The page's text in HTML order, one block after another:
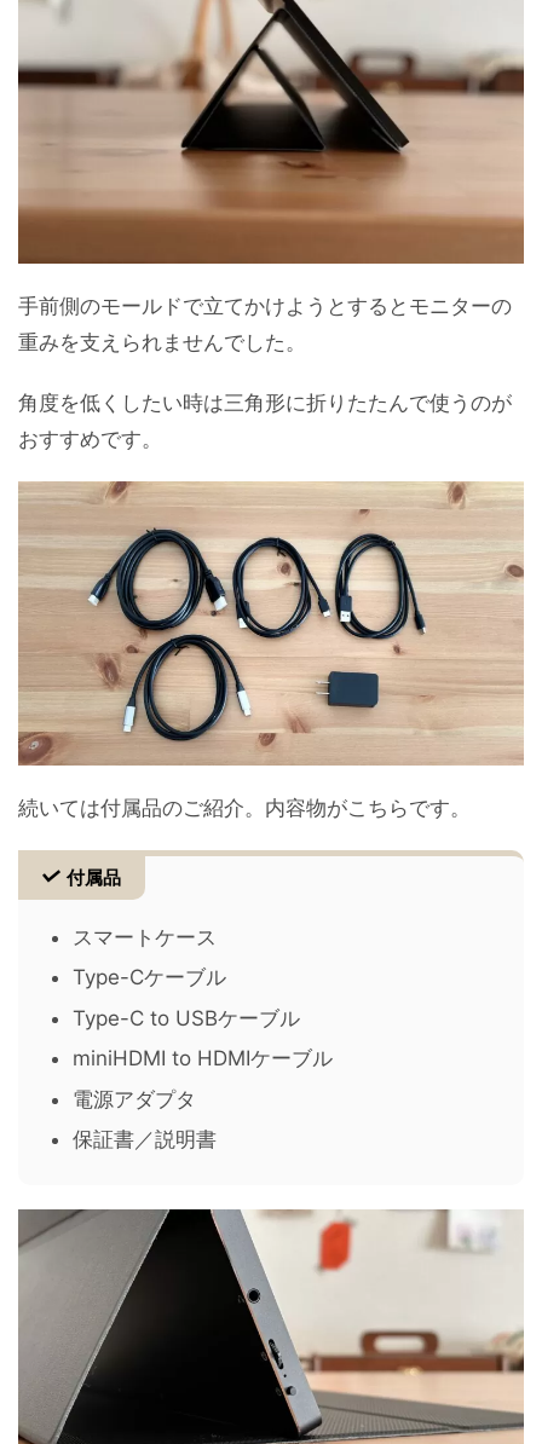
手前側のモールドで立てかけようとするとモニターの
重みを支えられませんでした。
角度を低くしたい時は三角形に折りたたんで使うのが
おすすめです。
続いては付属品のご紹介。内容物がこちらです。
付属品
スマートケース
Type-Cケーブル
Type-C to USBケーブル
miniHDMI to HDMIケーブル
電源アダプタ
保証書／説明書